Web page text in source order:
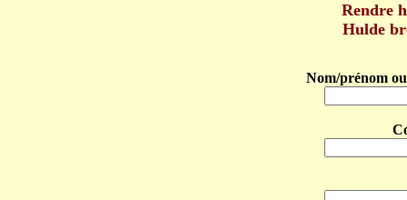
Rendre
Hulde
Nom/prénom